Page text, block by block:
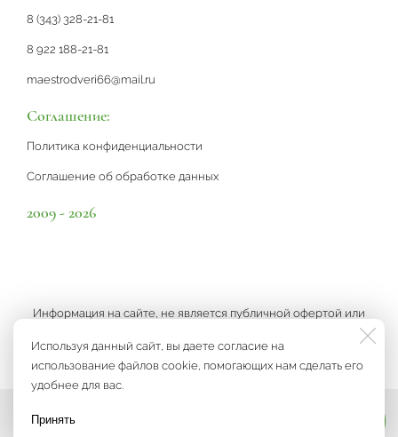
Используя данный сайт, вы даете согласие на
использование файлов cookie, помогающих нам сделать его
удобнее для вас.
Принять
8 (343) 328-21-81
8 922 188-21-81
maestrodveri66@mail.ru
Соглашение:
Политика конфиденциальности
Соглашение об обработке данных
2009 - 2026
Информация на сайте, не является публичной офертой или
рекламой, а носит информационный характер и может быть
изменена по усмотрению компании.